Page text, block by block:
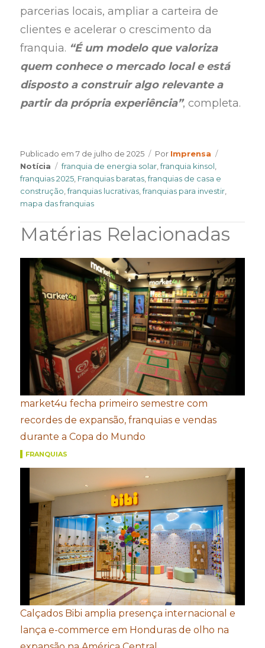
parcerias locais, ampliar a carteira de
clientes e acelerar o crescimento da
franquia. “É um modelo que valoriza
quem conhece o mercado local e está
disposto a construir algo relevante a
partir da própria experiência”, completa.
Publicado em7 de julho de 2025 Por Author
Imprensa
Notícia
Tags
franquia de energia solar,franquia kinsol,
franquias 2025, Franquias baratas,franquias de casa e
construção,franquias lucrativas,franquias para investir,
mapa das franquias
Matérias Relacionadas
market4u fecha primeiro semestre com
recordes de expansão, franquias e vendas
durante a Copa do Mundo
FRANQUIAS
Calçados Bibi amplia presença internacional e
lança e-commerce em Honduras de olho na